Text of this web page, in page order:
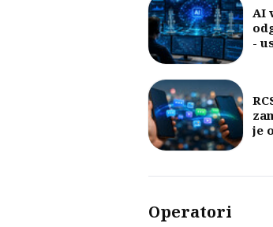
AI
-
je
30
Operatori